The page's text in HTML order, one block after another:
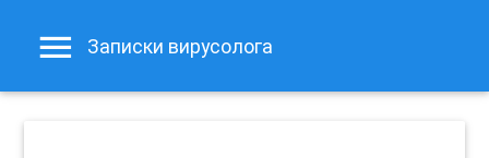
Записки вирусолога